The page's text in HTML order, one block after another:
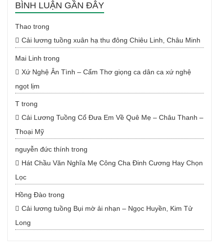
BÌNH LUẬN GẦN ĐÂY
Thao trong
Cải lương tuồng xuân hạ thu đông Chiêu Linh, Châu Minh
Mai Linh trong
Xứ Nghệ Ân Tình – Cẩm Thơ giọng ca dân ca xứ nghệ
ngọt lịm
T trong
Cải Lương Tuồng Cổ Đưa Em Về Quê Mẹ – Châu Thanh –
Thoại Mỹ
nguyễn đức thính trong
Hát Chầu Văn Nghĩa Mẹ Công Cha Đinh Cương Hay Chọn
Lọc
Hồng Đào trong
Cải lương tuồng Bụi mờ ải nhạn – Ngọc Huyền, Kim Tử
Long